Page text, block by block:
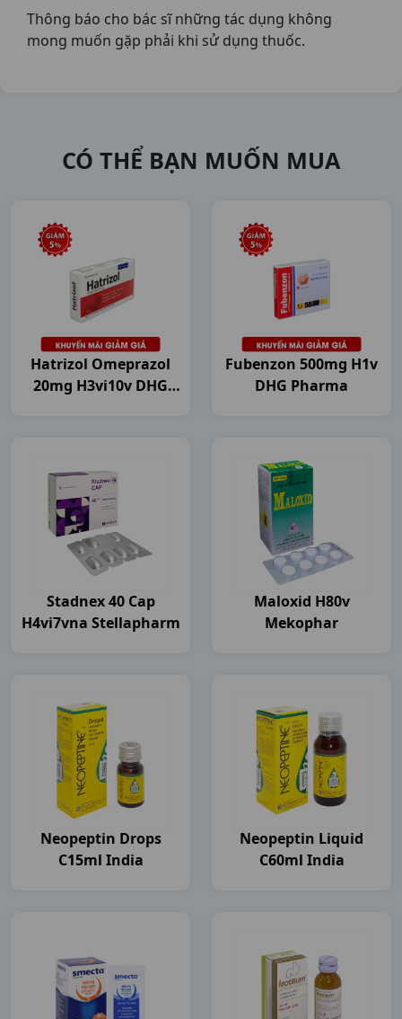
Thông báo cho bác sĩ những tác dụng không
mong muốn gặp phải khi sử dụng thuốc.
CÓ THỂ BẠN MUỐN MUA
Hatrizol Omeprazol
20mg H3vi10v DHG
Fubenzon 500mg H1v
DHG Pharma
Stadnex 40 Cap
H4vi7vna Stellapharm
Maloxid H80v
Mekophar
Neopeptin Drops
C15ml India
Neopeptin Liquid
C60ml India